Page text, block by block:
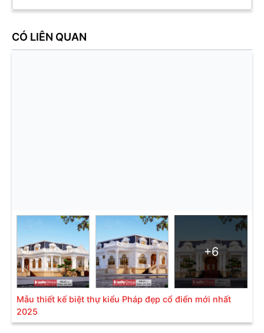
CÓ LIÊN QUAN
+6
Mẫu thiết kế biệt thự kiểu Pháp đẹp cổ điển mới nhất
2025